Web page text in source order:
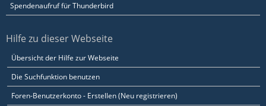
Spendenaufruf für Thunderbird
Hilfe zu dieser Webseite
Übersicht der Hilfe zur Webseite
Die Suchfunktion benutzen
Foren-Benutzerkonto - Erstellen (Neu registrieren)